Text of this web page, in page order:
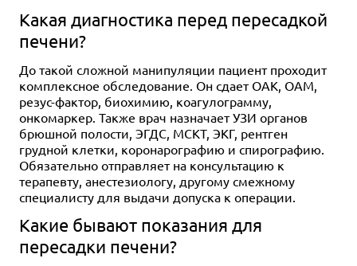
Какая диагностика перед пересадкой
печени?
До такой сложной манипуляции пациент проходит
комплексное обследование. Он сдает ОАК, ОАМ,
резус-фактор, биохимию, коагулограмму,
онкомаркер. Также врач назначает УЗИ органов
брюшной полости, ЭГДС, МСКТ, ЭКГ, рентген
грудной клетки, коронарографию и спирографию.
Обязательно отправляет на консультацию к
терапевту, анестезиологу, другому смежному
специалисту для выдачи допуска к операции.
Какие бывают показания для
пересадки печени?